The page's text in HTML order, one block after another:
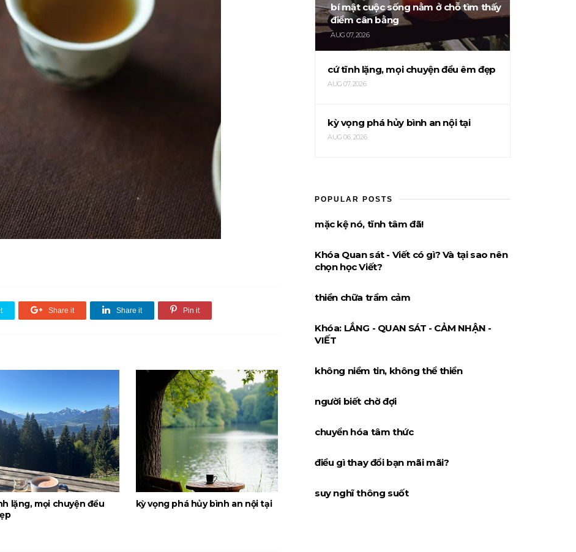
Share it Share it Pin it
lặng, mọi chuyện đều
kỳ vọng phá hủy bình an nội tại
bí mật cuộc sống nằm ở chỗ tìm thấy
điểm cân bằng
AUG 07, 2026
cứ tĩnh lặng, mọi chuyện đều êm đẹp
AUG 07, 2026
kỳ vọng phá hủy bình an nội tại
AUG 06, 2026
POPULAR POSTS
mặc kệ nó, tĩnh tâm đã!
Khóa Quan sát - Viết có gì? Và tại sao nên
chọn học Viết?
thiền chữa trầm cảm
Khóa: LẮNG - QUAN SÁT - CẢM NHẬN -
VIẾT
không niềm tin, không thể thiền
người biết chờ đợi
chuyển hóa tâm thức
điều gì thay đổi bạn mãi mãi?
suy nghĩ thông suốt